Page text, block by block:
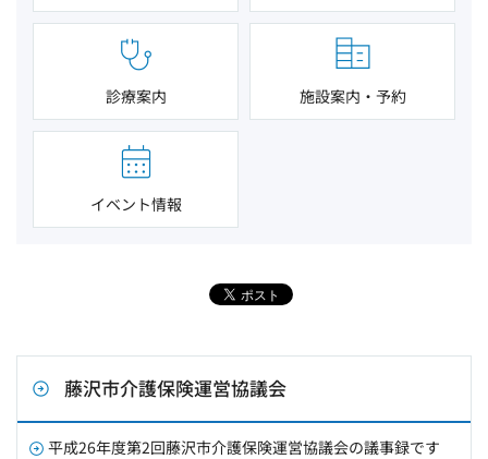
診療案内 施設案内・予約
イベント情報
藤沢市介護保険運営協議会
平成26年度第2回藤沢市介護保険運営協議会の議事録です